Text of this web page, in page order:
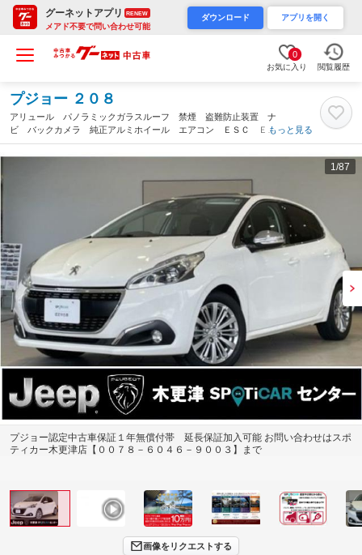
グーネットアプリ RENEW
メアド不要で問い合わせ可能
ダウンロード アプリを開く
0
お気に入り 閲覧履歴
プジョー ２０８
アリュール パノラミックガラスルーフ 禁煙 盗難防止装置 ナ
ビ バックカメラ 純正アルミホイール エアコン ＥＳＣ ＥＴ
Ｃ ＡＢＳ ターボ 記録簿 エアバッグ パワーステアリング
パワーウィンドウ（千葉県）
もっと見る
1 /87
プジョー認定中古車保証１年無償付帯 延長保証加入可能 お問い合わせはスポ
ティカー木更津店【００７８－６０４６－９００３】まで
画像をリクエストする